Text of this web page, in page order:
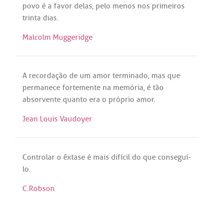
povo é a favor delas, pelo menos nos primeiros
trinta dias.
Malcolm Muggeridge
A recordação de um amor terminado, mas que
permanece fortemente na memória, é tão
absorvente quanto era o próprio amor.
Jean Louis Vaudoyer
Controlar o êxtase é mais difícil do que conseguí-
lo.
C.Robson